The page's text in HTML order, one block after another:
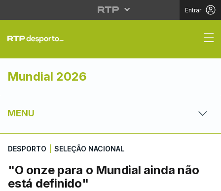
Entrar
"O onze para o
Mundial 2026
MENU
DESPORTO SELEÇÃO NACIONAL
"O onze para o Mundial ainda não
está definido"